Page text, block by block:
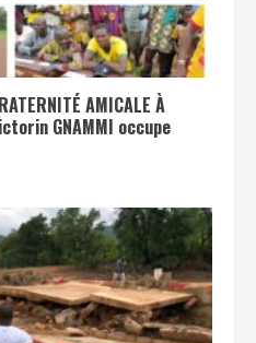
AMICALE À
GNAMMI occupe